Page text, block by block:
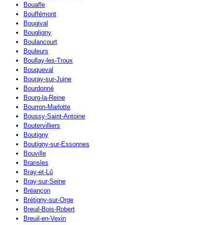
Bouafle
Bouffémont
Bougival
Bougligny
Boulancourt
Bouleurs
Boullay-les-Troux
Bouqueval
Bouray-sur-Juine
Bourdonné
Bourg-la-Reine
Bourron-Marlotte
Boussy-Saint-Antoine
Boutervilliers
Boutigny
Boutigny-sur-Essonnes
Bouville
Bransles
Bray-et-Lû
Bray-sur-Seine
Bréançon
Brétigny-sur-Orge
Breuil-Bois-Robert
Breuil-en-Vexin